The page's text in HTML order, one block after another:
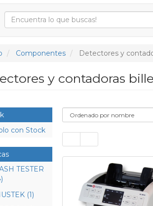
Componentes Detectores y
y contadoras
con Stock
TESTER
(1)